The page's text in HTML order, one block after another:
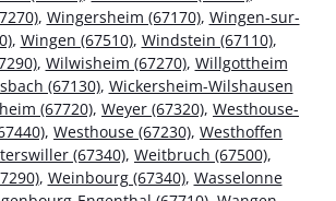
, Wingersheim (67170), Wingen-sur-
, Wingen (67510), Windstein (67110),
, Wilwisheim (67270), Willgottheim
(67130), Wickersheim-Wilshausen
(67720), Weyer (67320), Westhouse-
, Westhouse (67230), Westhoffen
(67340), Weitbruch (67500),
, Weinbourg (67340), Wasselonne